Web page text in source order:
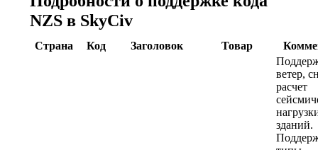
NZS в SkyCiv
Страна Код Заголовок Товар
ветер,
расчет
зданий.